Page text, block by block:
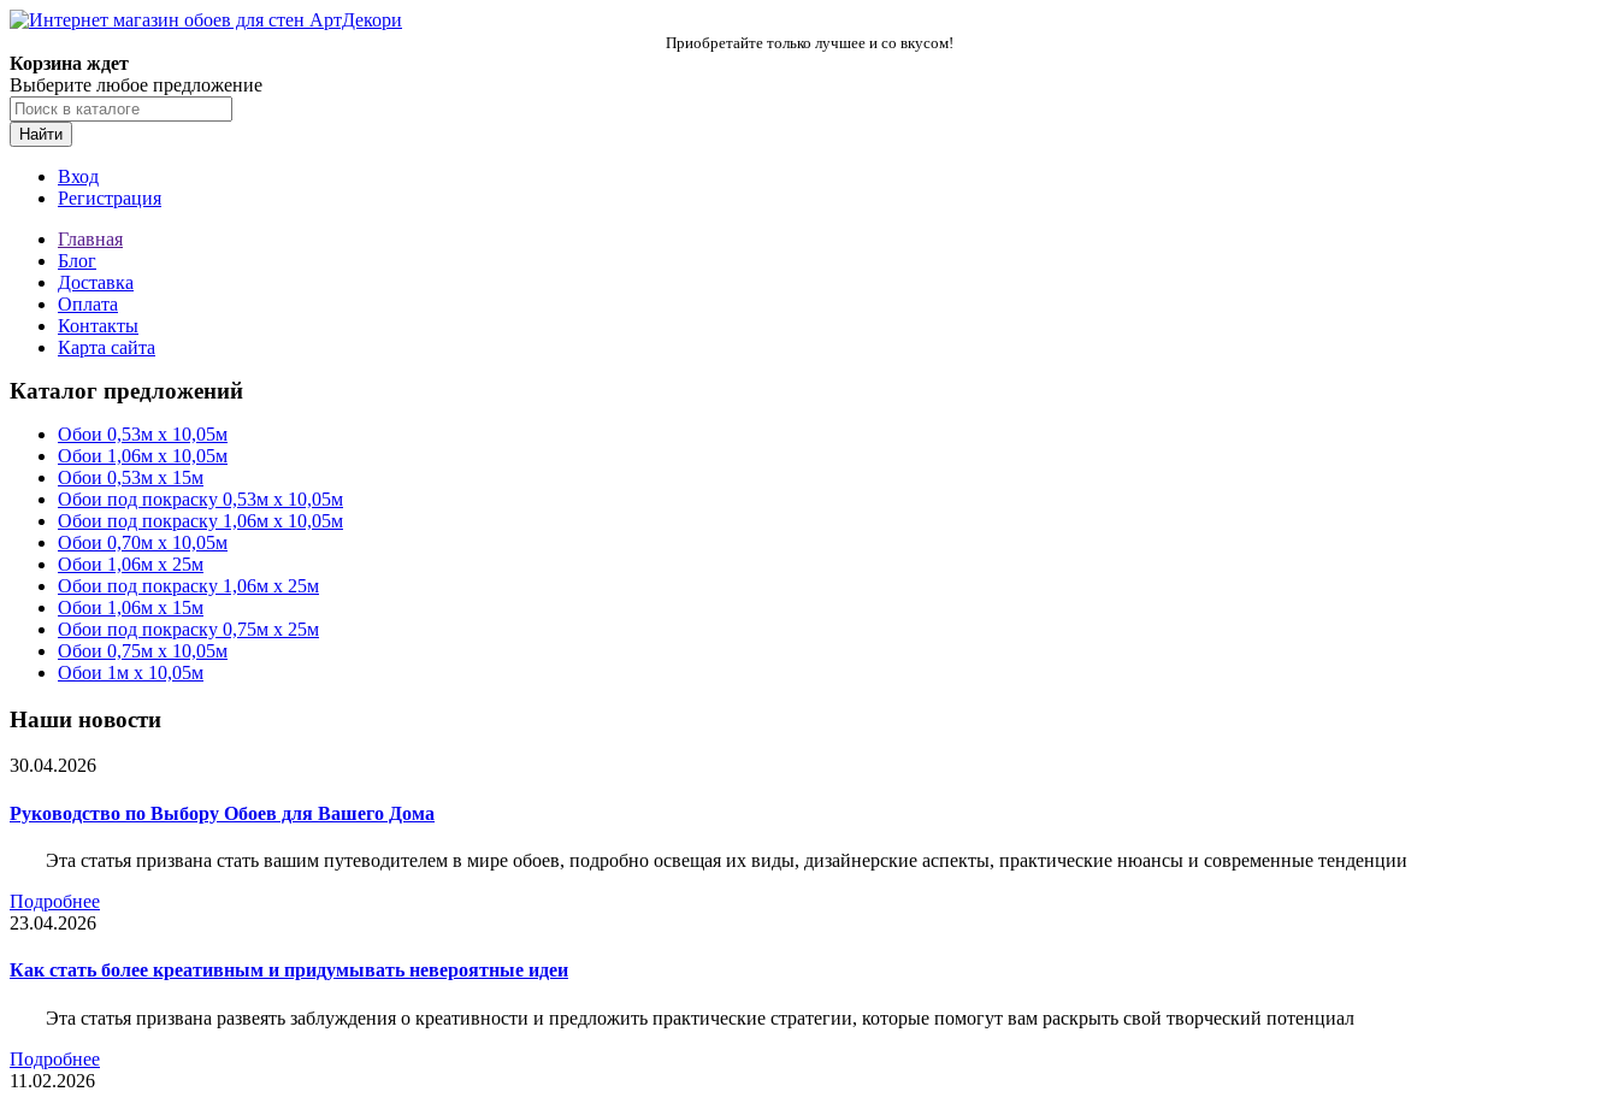
Приобретайте только лучшее и со вкусом!
Корзина ждет
Выберите любое предложение
Найти
Вход
Регистрация
Главная
Блог
Доставка
Оплата
Контакты
Карта сайта
Каталог предложений
Обои 0,53м x 10,05м
Обои 1,06м х 10,05м
Обои 0,53м x 15м
Обои под покраску 0,53м x 10,05м
Обои под покраску 1,06м х 10,05м
Обои 0,70м x 10,05м
Обои 1,06м x 25м
Обои под покраску 1,06м x 25м
Обои 1,06м x 15м
Обои под покраску 0,75м x 25м
Обои 0,75м x 10,05м
Обои 1м х 10,05м
Наши новости
30.04.2026
Руководство по Выбору Обоев для Вашего Дома
Эта статья призвана стать вашим путеводителем в мире обоев, подробно освещая их виды, дизайнерские аспекты, практические нюансы и современные тенденции
Подробнее
23.04.2026
Как стать более креативным и придумывать невероятные идеи
Эта статья призвана развеять заблуждения о креативности и предложить практические стратегии, которые помогут вам раскрыть свой творческий потенциал
Подробнее
11.02.2026